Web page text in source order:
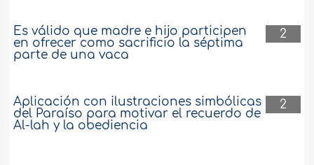
2
Es válido que madre e hijo participen
en ofrecer como sacrificio la séptima
parte de una vaca
2
Aplicación con ilustraciones simbólicas
del Paraíso para motivar el recuerdo de
Al-lah y la obediencia